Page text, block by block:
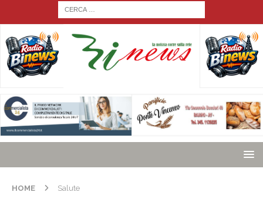
HOME Salute